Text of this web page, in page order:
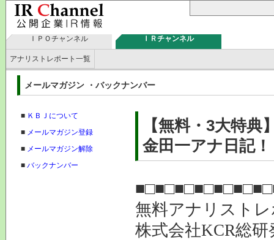
ＩＰＯチャンネル ＩＲチャンネル
アナリストレポート一覧
メールマガジン ・バックナンバー
■ ＫＢＪについて
■ メールマガジン登録
■ メールマガジン解除
■ バックナンバー
【無料・3大特
金田一アナ日記
無料アナリスト
株式会社